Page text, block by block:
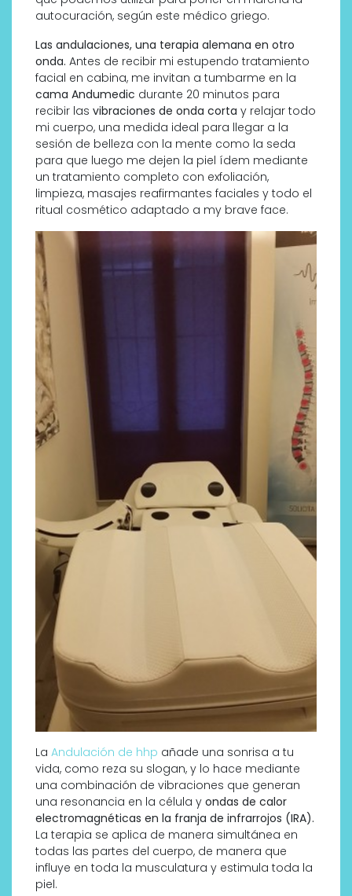
autocuración, según este médico griego.
Las andulaciones, una terapia alemana en otro
onda. Antes de recibir mi estupendo tratamiento
facial en cabina, me invitan a tumbarme en la
cama Andumedic durante 20 minutos para
recibir las vibraciones de onda corta y relajar todo
mi cuerpo, una medida ideal para llegar a la
sesión de belleza con la mente como la seda
para que luego me dejen la piel ídem mediante
un tratamiento completo con exfoliación,
limpieza, masajes reafirmantes faciales y todo el
ritual cosmético adaptado a my brave face.
La Andulación de hhp añade una sonrisa a tu
vida, como reza su slogan, y lo hace mediante
una combinación de vibraciones que generan
una resonancia en la célula y ondas de calor
electromagnéticas en la franja de infrarrojos (IRA).
La terapia se aplica de manera simultánea en
todas las partes del cuerpo, de manera que
influye en toda la musculatura y estimula toda la
piel.